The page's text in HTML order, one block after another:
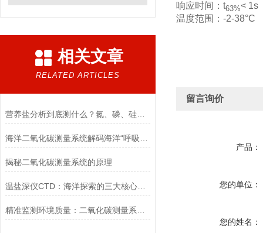
相关文章
RELATED ARTICLES
营养盐分析到底测什么？氮、磷、硅一次讲清，水质监测入门必看！
揭秘二氧化碳测量系统的原理
温盐深仪CTD：海洋探索的三大核心要点
响应时间：t63%< 1s
温度范围：-2-38°C
留言询价
产品：
您的单位：
您的姓名：